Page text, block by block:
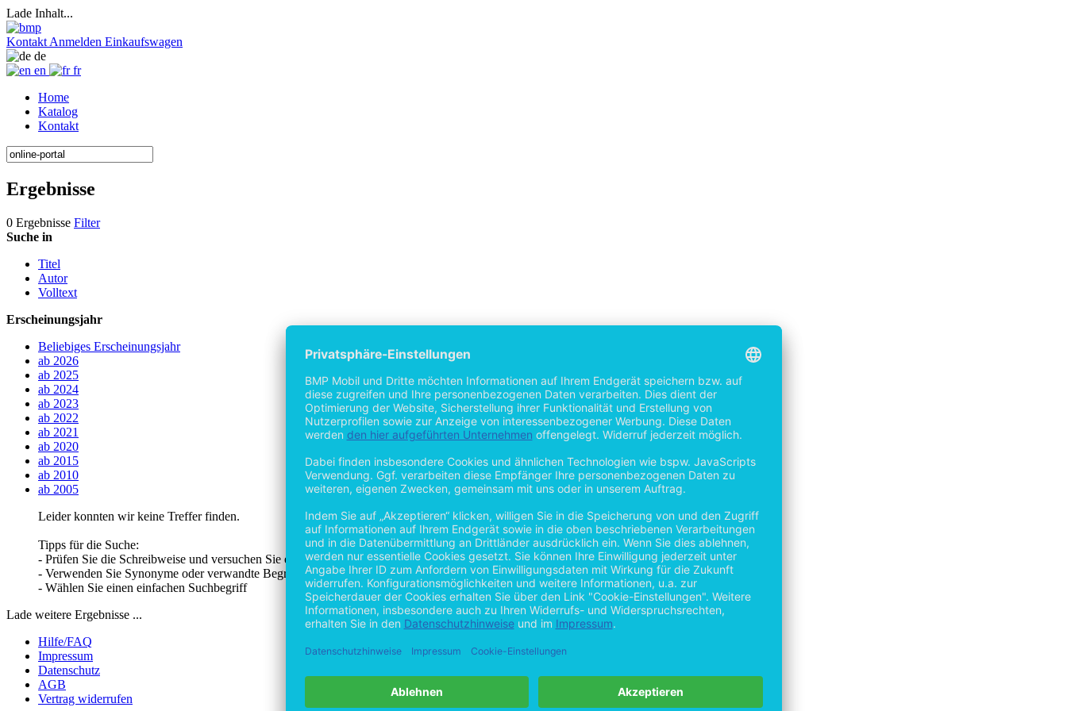
Lade Inhalt...
Kontakt Anmelden Einkaufswagen
de
en
fr
Home
Katalog
Kontakt
Ergebnisse
0 Ergebnisse Filter
Suche in
Titel
Autor
Volltext
Erscheinungsjahr
Beliebiges Erscheinungsjahr
ab 2026
ab 2025
ab 2024
ab 2023
ab 2022
ab 2021
ab 2020
ab 2015
ab 2010
ab 2005
Leider konnten wir keine Treffer finden.
Tipps für die Suche:
- Prüfen Sie die Schreibweise und versuchen Sie es erneut
- Verwenden Sie Synonyme oder verwandte Begriffe
- Wählen Sie einen einfachen Suchbegriff
Lade weitere Ergebnisse ...
Hilfe/FAQ
Impressum
Datenschutz
AGB
Vertrag widerrufen